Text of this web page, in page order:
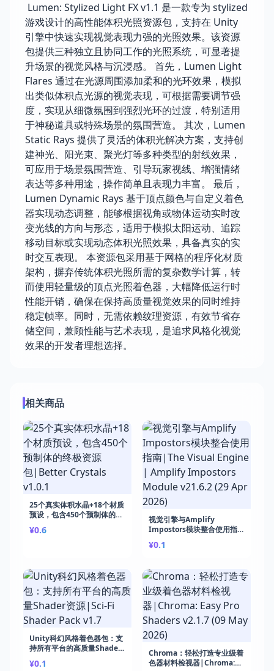
Lumen: Stylized Light FX v1.1 是一款专为 stylized
游戏设计的高性能体积光照资源包，支持在 Unity
引擎中快速实现视觉表现力强的光照效果。该资源
包提供三种独立且协同工作的光照系统，可显著提
升场景的视觉风格与沉浸感。 首先，Lumen Light
Flares 通过在光源周围添加柔和的光环效果，模拟
出类似体积点光源的视觉表现，可根据需要调节强
度，实现从细微氛围到强烈光环的过渡，特别适用
于神秘道具或特殊场景的氛围营造。 其次，Lumen
Static Rays 提供了灵活的体积光解决方案，支持创
建神光、阳光束、聚光灯等多种类型的射线效果，
可应用于场景氛围营造、引导玩家视线、增强情绪
表达等多种用途，操作简单且表现力丰富。 最后，
Lumen Dynamic Rays 基于顶点颜色与自定义着色
器实现动态调整，能够根据视角或物体运动实时改
变光线的方向与形态，适用于模拟太阳运动、追踪
移动目标或实现动态体积光照效果，具备真实的实
时交互表现。 本资源包采用基于网格的程序化材质
架构，摒弃传统体积光照所需的复杂数学计算，转
而使用轻量级的顶点光照着色器，大幅降低运行时
性能开销，确保在保持高质量视觉效果的同时维持
稳定帧率。同时，无需依赖纹理资源，有效节省存
储空间，兼顾性能与艺术表现，是追求风格化视觉
效果的开发者理想选择。
相关商品
25个真实体积水晶+18个材质
预设，包含450个预制体的终
v1.0.1
¥0.6
视觉引擎与Amplify
Impostors模块整合使用指
Amplify Impostors
2026)
¥0.1
Unity科幻风格着色器包：支
持所有平台的高质量Shader
v1.7
¥0.1
Chroma：轻松打造专业级着
色器材料检视器|Chroma: